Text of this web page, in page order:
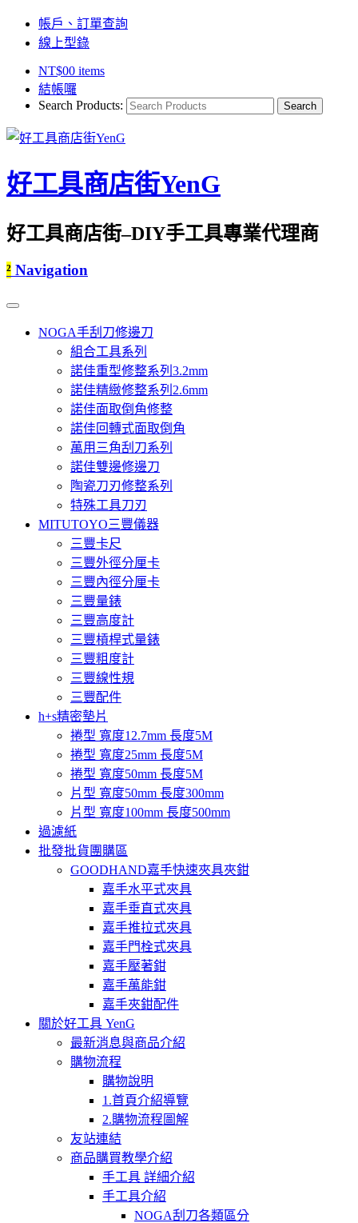
帳戶、訂單查詢
線上型錄
NT$00 items
結帳囉
Search Products:
好工具商店街YenG
好工具商店街–DIY手工具專業代理商
² Navigation
NOGA手刮刀修邊刀
組合工具系列
諾佳重型修整系列3.2mm
諾佳精緻修整系列2.6mm
諾佳面取倒角修整
諾佳回轉式面取倒角
萬用三角刮刀系列
諾佳雙邊修邊刀
陶瓷刀刃修整系列
特殊工具刀刃
MITUTOYO三豐儀器
三豐卡尺
三豐外徑分厘卡
三豐內徑分厘卡
三豐量錶
三豐高度計
三豐槓桿式量錶
三豐粗度計
三豐線性規
三豐配件
h+s精密墊片
捲型 寬度12.7mm 長度5M
捲型 寬度25mm 長度5M
捲型 寬度50mm 長度5M
片型 寬度50mm 長度300mm
片型 寬度100mm 長度500mm
過濾紙
批發批貨團購區
GOODHAND嘉手快速夾具夾鉗
嘉手水平式夾具
嘉手垂直式夾具
嘉手推拉式夾具
嘉手門栓式夾具
嘉手壓著鉗
嘉手萬能鉗
嘉手夾鉗配件
關於好工具 YenG
最新消息與商品介紹
購物流程
購物說明
1.首頁介紹導覽
2.購物流程圖解
友站連結
商品購買教學介紹
手工具 詳細介紹
手工具介紹
NOGA刮刀各類區分